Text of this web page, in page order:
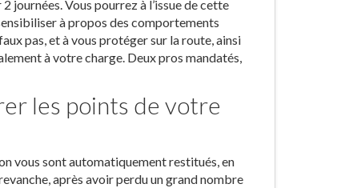
journées. Vous pourrez à l’issue de cette
à propos des comportements
pas, et à vous protéger sur la route, ainsi
à votre charge. Deux pros mandatés,
les points de votre
vous sont automatiquement restitués, en
après avoir perdu un grand nombre